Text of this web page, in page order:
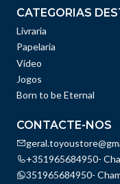
CATEGORIAS
Livraria
Papelaria
Vídeo
Jogos
Born to be Eternal
CONTACTE-NOS
+351965684950-
351965684950-